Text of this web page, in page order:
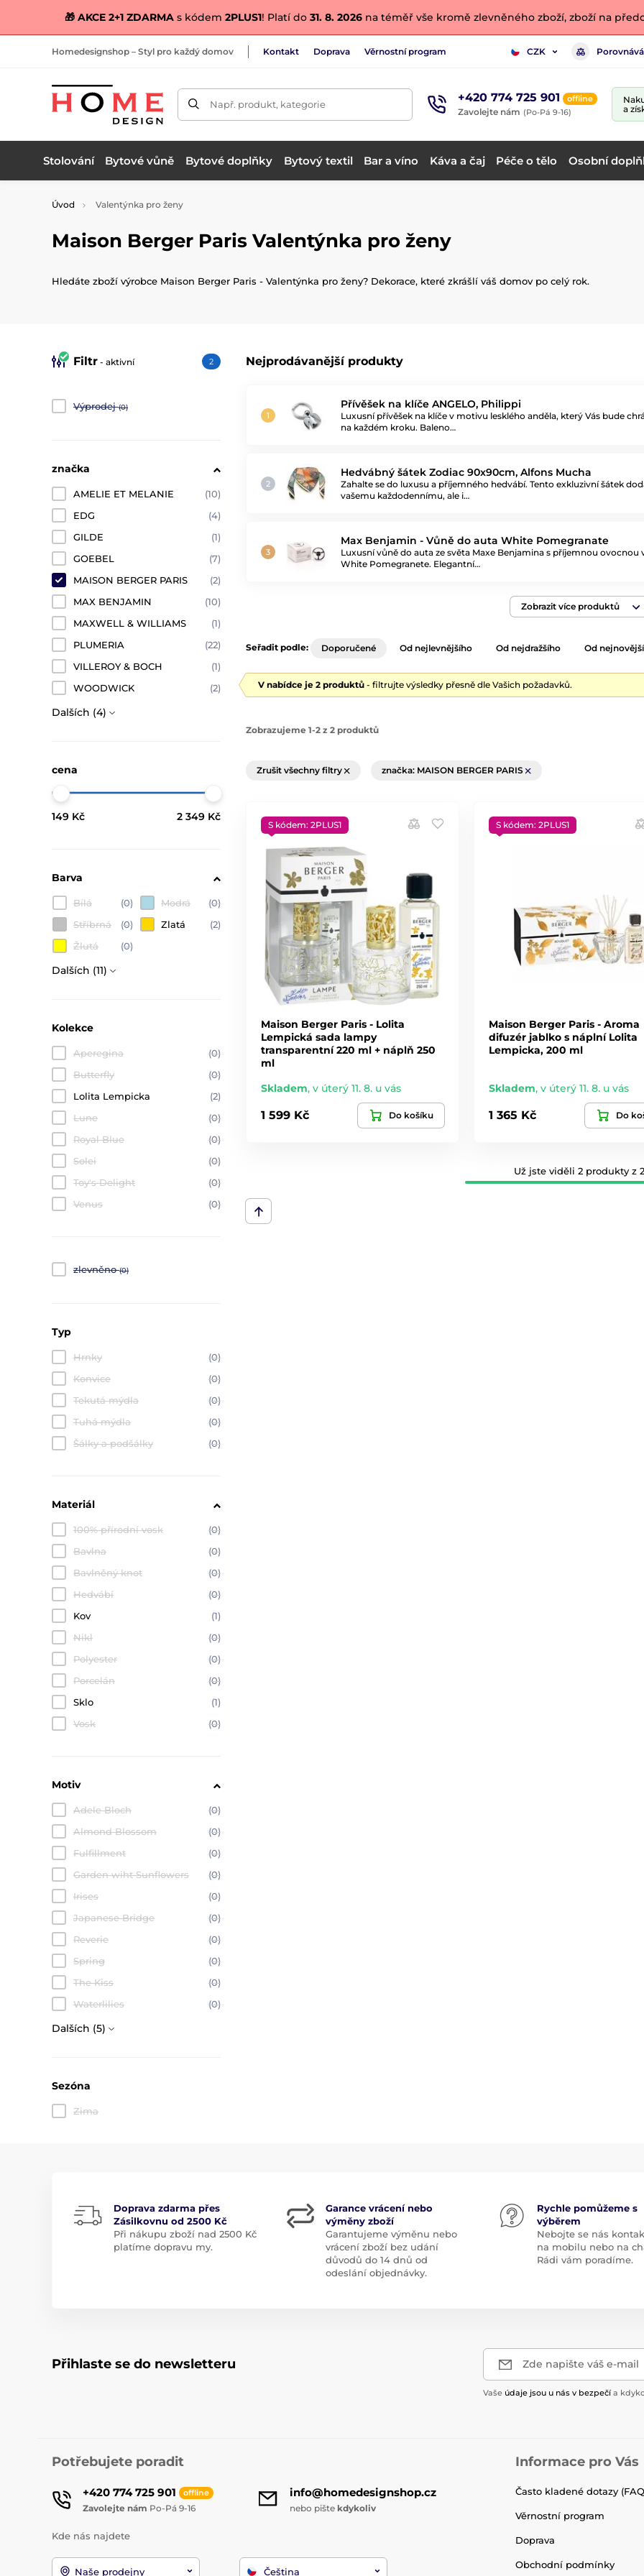
🎁 AKCE 2+1 ZDARMAs kódem 2PLUS1! Platí do31. 8. 2026na téměř vše kromě zlevněného zboží, zboží na
Homedesignshop – Styl pro každý domov Kontakt Doprava Věrnostní program CZK
Např. produkt, kategorie +420 774 725 901 offline
Zavolejte nám (Po-Pá 9-16)
a
Stolování Bytové vůně Bytové doplňky Bytový textil Bar a víno Káva a čaj Péče o tělo Osobní
Úvod Valentýnka pro ženy
Maison Berger Paris Valentýnka pro ženy
Hledáte zboží výrobce Maison Berger Paris - Valentýnka pro ženy? Dekorace, které zkrášlí váš domov po celý rok.
Nejprodávanější produkty
Přívěšek na klíče ANGELO, Philippi
Luxusní přívěšek na klíče v motivu lesklého anděla, který Vás bude
na každém kroku. Baleno…
Hedvábný šátek Zodiac 90x90cm, Alfons Mucha
Zahalte se do luxusu a příjemného hedvábí. Tento exkluzivní šátek
vašemu každodennímu, ale i…
Max Benjamin - Vůně do auta White Pomegranate
Luxusní vůně do auta ze světa Maxe Benjamina s příjemnou ovocnou
White Pomegranete. Elegantní…
Zobrazit více produktů
Filtr - aktivní 2
Výprodej (0)
značka
AMELIE ET MELANIE
(10)
EDG
(4)
GILDE
(1)
GOEBEL
(7)
MAISON BERGER PARIS
(2)
MAX BENJAMIN
(10)
MAXWELL & WILLIAMS
(1)
PLUMERIA
(22)
VILLEROY & BOCH
(1)
WOODWICK
(2)
Dalších (4)
cena
149 Kč 2 349 Kč
Barva
Bílá (0) Modrá
(0)
Stříbrná
(0) Zlatá
(2)
Žlutá
(0)
Dalších (11)
Kolekce
Aperegina
(0)
Butterfly
(0)
Lolita Lempicka
(2)
Lune
(0)
Royal Blue
(0)
Solei
(0)
Toy's Delight
(0)
Venus
(0)
zlevněno (0)
Typ
Hrnky
(0)
Konvice
(0)
Tekutá mýdla
(0)
Tuhá mýdla
(0)
Šálky a podšálky
(0)
Materiál
100% přírodní vosk
(0)
Bavlna
(0)
Bavlněný knot
(0)
Hedvábí
(0)
Kov
(1)
Nikl
(0)
Polyester
(0)
Porcelán
(0)
Sklo
(1)
Vosk
(0)
Motiv
Adele Bloch
(0)
Almond Blossom
(0)
Fulfillment
(0)
Garden wiht Sunflowers
(0)
Irises
(0)
Japanese Bridge
(0)
Reverie
(0)
Spring
(0)
The Kiss
(0)
Waterlilies
(0)
Dalších (5)
Sezóna
Zima
Seřadit podle: Doporučené Od nejlevnějšího Od nejdražšího Od
V nabídce je 2 produktů - filtrujte výsledky přesně dle Vašich požadavků.
Zobrazujeme 1-2 z 2 produktů
Zrušit všechny filtry značka: MAISON BERGER PARIS
S kódem: 2PLUS1
Maison Berger Paris - Lolita
Lempická sada lampy
transparentní 220 ml + náplň 250
ml
Skladem, v úterý 11. 8. u vás
1 599 Kč Do košíku
S kódem: 2PLUS1
Maison Berger Paris - Aroma
difuzér jablko s náplní Lolita
Lempicka, 200 ml
Skladem, v úterý 11. 8. u vás
1 365 Kč Do
Už jste viděli 2 produkty z
Doprava zdarma přes
Zásilkovnu od 2500 Kč
Při nákupu zboží nad 2500 Kč
platíme dopravu my.
Garance vrácení nebo
výměny zboží
Garantujeme výměnu nebo
vrácení zboží bez udání
důvodů do 14 dnů od
odeslání objednávky.
Rychle pomůžeme s
výběrem
Nebojte se nás
na mobilu nebo na
Rádi vám poradíme.
Přihlaste se do newsletteru Zde napište váš e-mail
Vaše údaje jsou u nás v bezpečí a
Potřebujete poradit
+420 774 725 901 offline
Zavolejte nám Po-Pá 9-16
info@homedesignshop.cz
nebo pište kdykoliv
Kde nás najdete
Naše prodejny Čeština
Informace pro Vás
Často kladené dotazy
Věrnostní program
Doprava
Obchodní podmínky